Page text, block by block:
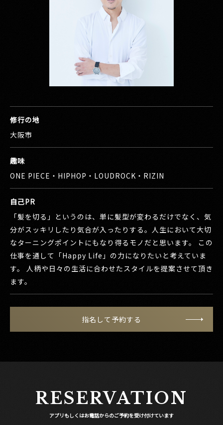
修行の地
大阪市
趣味
ONE PIECE・HIPHOP・LOUDROCK・RIZIN
自己PR
「髪を切る」というのは、単に髪型が変わるだけでなく、気
分がスッキリしたり気合が入ったりする。人生において大切
なターニングポイントにもなり得るモノだと思います。 この
仕事を通して「Happy Life」の力になりたいと考えていま
す。 人柄や日々の生活に合わせたスタイルを提案させて頂き
ます。
指名して予約する
RESERVATION
アプリもしくはお電話からのご予約を受け付けています